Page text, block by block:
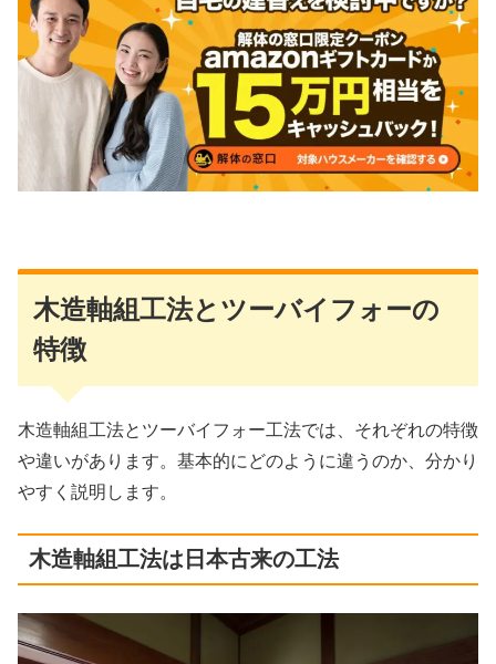
木造軸組工法とツーバイフォーの
特徴
木造軸組工法とツーバイフォー工法では、それぞれの特徴
や違いがあります。基本的にどのように違うのか、分かり
やすく説明します。
木造軸組工法は日本古来の工法